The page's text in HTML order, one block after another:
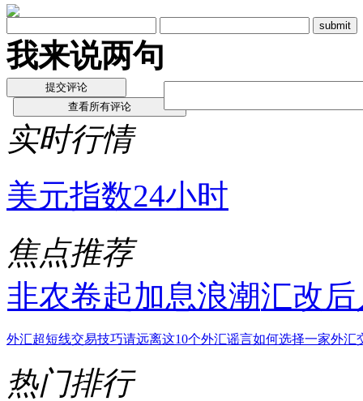
我来说两句
实时行情
美元指数24小时
焦点推荐
非农卷起加息浪潮汇改
外汇超短线交易技巧请远离这10个外汇谣言如何选择一家外汇
热门排行